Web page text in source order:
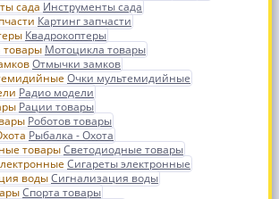
Инструменты сада
Картинг запчасти
Квадрокоптеры
Мотоцикла товары
Отмычки замков
Очки мультемидийные
Радио модели
Рации товары
Роботов товары
Рыбалка - Охота
Светодиодные товары
Сигареты электронные
Сигнализация воды
Спорта товары